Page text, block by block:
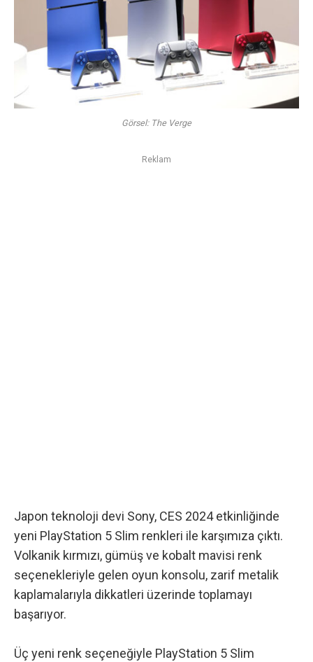
Görsel: The Verge
Reklam
Japon teknoloji devi Sony, CES 2024 etkinliğinde
yeni PlayStation 5 Slim renkleri ile karşımıza çıktı.
Volkanik kırmızı, gümüş ve kobalt mavisi renk
seçenekleriyle gelen oyun konsolu, zarif metalik
kaplamalarıyla dikkatleri üzerinde toplamayı
başarıyor.
Üç yeni renk seçeneğiyle PlayStation 5 Slim